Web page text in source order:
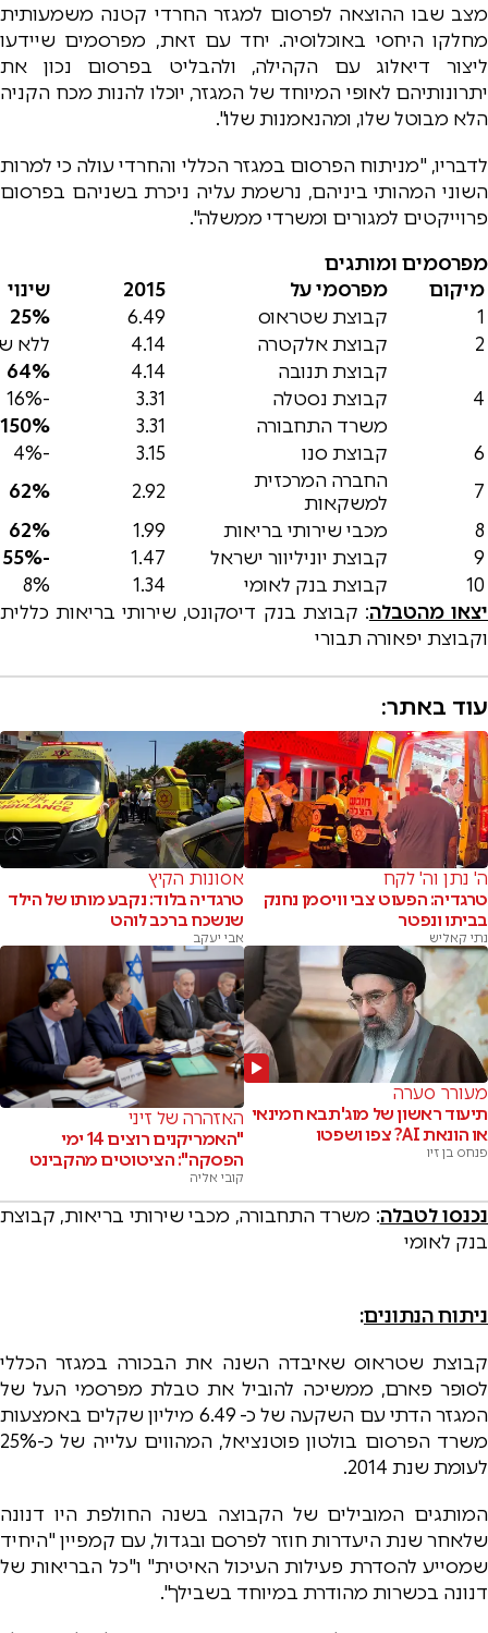
מצב שבו ההוצאה לפרסום למגזר החרדי קטנה משמעותית
מחלקו היחסי באוכלוסיה. יחד עם זאת, מפרסמים שיידעו
ליצור דיאלוג עם הקהילה, ולהבליט בפרסום נכון את
יתרונותיהם לאופי המיוחד של המגזר, יוכלו להנות מכח הקניה
הלא מבוטל שלו, ומהנאמנות שלו".
לדבריו, "מניתוח הפרסום במגזר הכללי והחרדי עולה כי למרות
השוני המהותי ביניהם, נרשמת עליה ניכרת בשניהם בפרסום
פרוייקטים למגורים ומשרדי ממשלה".
מפרסמים ומותגים
מיקום
מפרסמי על 2015
שינוי
1
קבוצת שטראוס 6.49
25%
2
קבוצת אלקטרה 4.14
ללא
קבוצת תנובה
4.14
64%
4
קבוצת נסטלה 3.31
-16%
משרד התחבורה
3.31
150%
6
קבוצת סנו 3.15
-4%
7
החברה המרכזית
למשקאות
2.92
62%
8
מכבי שירותי בריאות 1.99
62%
9
קבוצת יוניליוור ישראל 1.47
-55%
10
קבוצת בנק לאומי 1.34
8%
יצאו מהטבלה: קבוצת בנק דיסקונט, שירותי בריאות כללית
וקבוצת יפאורה תבורי
עוד באתר:
ה' נתן וה' לקח
טרגדיה: הפעוט צבי וויסמן נחנק
בביתו ונפטר
נתי קאליש
אסונות הקיץ
טרגדיה בלוד: נקבע מותו של הילד
שנשכח ברכב לוהט
אבי יעקב
מעורר סערה
תיעוד ראשון של מוג'תבא חמינאי
או הונאת AI? צפו ושפטו
פנחס בן זיו
האזהרה של זיני
"האמריקנים רוצים 14 ימי
הפסקה": הציטוטים מהקבינט
קובי אליה
נכנסו לטבלה: משרד התחבורה, מכבי שירותי בריאות, קבוצת
בנק לאומי
ניתוח הנתונים:
קבוצת שטראוס שאיבדה השנה את הבכורה במגזר הכללי
לסופר פארם, ממשיכה להוביל את טבלת מפרסמי העל של
המגזר הדתי עם השקעה של כ- 6.49 מיליון שקלים באמצעות
משרד הפרסום בולטון פוטנציאל, המהווים עלייה של כ-25%
לעומת שנת 2014.
המותגים המובילים של הקבוצה בשנה החולפת היו דנונה
שלאחר שנת היעדרות חוזר לפרסם ובגדול, עם קמפיין "היחיד
שמסייע להסדרת פעילות העיכול האיטית" ו"כל הבריאות של
דנונה בכשרות מהודרת במיוחד בשבילך".